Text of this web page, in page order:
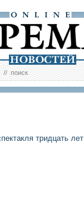
//поиск
тридцать лет